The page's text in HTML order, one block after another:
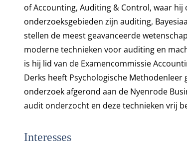
ofAccounting, Auditing & Control, waar hij
onderzoeksgebieden zijn auditing,
stellen de meest geavanceerde
moderne technieken voor auditing en
is hij lid van de Examencommissie
Derks heeft Psychologische
onderzoek afgerond aan de Nyenrode
audit onderzocht en deze technieken vrij
Interesses